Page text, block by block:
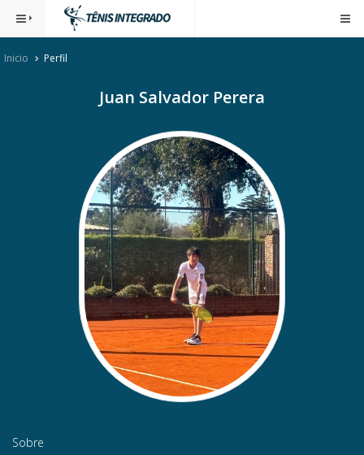
Inicio Perfil
Juan Salvador Perera
Sobre